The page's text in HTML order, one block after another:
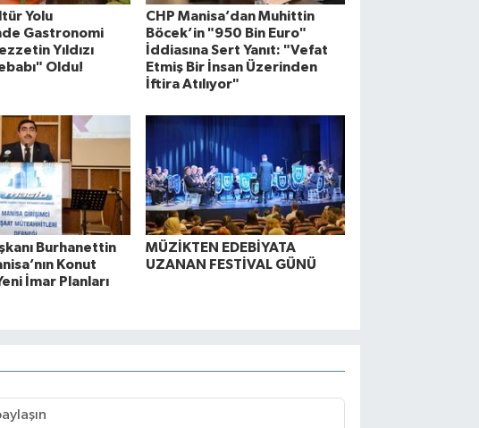
Yolu
Gastronomi
Yıldızı
Oldu!
CHP Manisa’dan Muhittin
Böcek’in "950 Bin Euro"
İddiasına Sert Yanıt: "Vefat
Etmiş Bir İnsan Üzerinden
İftira Atılıyor"
Burhanettin
Konut
İmar Planları
MÜZİKTEN EDEBİYATA
UZANAN FESTİVAL GÜNÜ